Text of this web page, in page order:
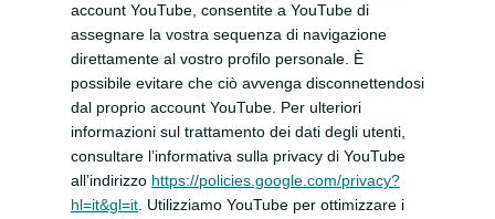
account YouTube, consentite a YouTube di
assegnare la vostra sequenza di navigazione
direttamente al vostro profilo personale. È
possibile evitare che ciò avvenga disconnettendosi
dal proprio account YouTube. Per ulteriori
informazioni sul trattamento dei dati degli utenti,
consultare l’informativa sulla privacy di YouTube
all’indirizzo https://policies.google.com/privacy?
hl=it&gl=it . Utilizziamo YouTube per ottimizzare i